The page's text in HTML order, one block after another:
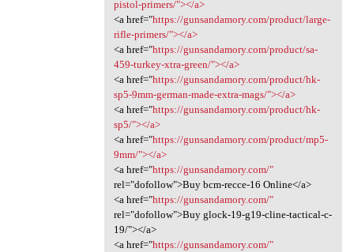
pistol-primers/"></a>
<a href="https://gunsandamory.com/product/large-
rifle-primers/"></a>
<a href="https://gunsandamory.com/product/sa-
459-turkey-xtra-green/"></a>
<a href="https://gunsandamory.com/product/hk-
sp5-9mm-german-made-extra-mags/"></a>
<a href="https://gunsandamory.com/product/hk-
sp5/"></a>
<a href="https://gunsandamory.com/product/mp5-
9mm/"></a>
<a href="https://gunsandamory.com/"
rel="dofollow">Buy bcm-recce-16 Online</a>
<a href="https://gunsandamory.com/"
rel="dofollow">Buy glock-19-g19-cline-tactical-c-
19/"></a>
<a href="https://gunsandamory.com/"